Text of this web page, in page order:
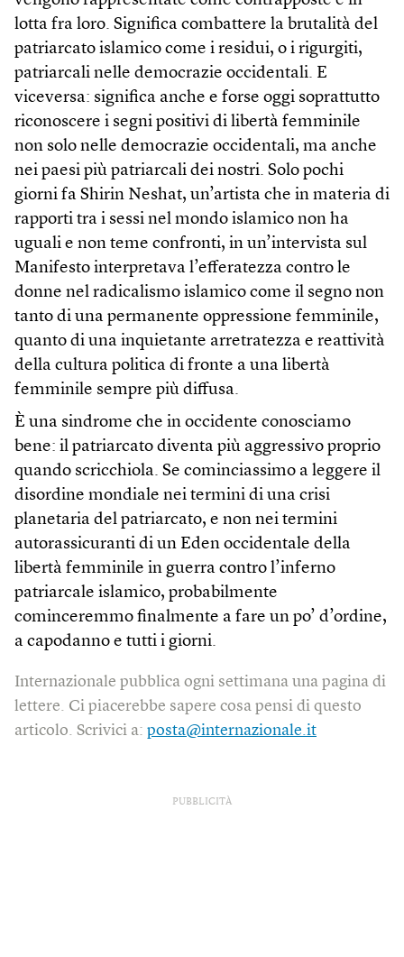
lotta fra loro. Significa combattere la brutalità del
patriarcato islamico come i residui, o i rigurgiti,
patriarcali nelle democrazie occidentali. E
viceversa: significa anche e forse oggi soprattutto
riconoscere i segni positivi di libertà femminile
non solo nelle democrazie occidentali, ma anche
nei paesi più patriarcali dei nostri. Solo pochi
giorni fa Shirin Neshat, un’artista che in materia di
rapporti tra i sessi nel mondo islamico non ha
uguali e non teme confronti, in un’intervista sul
Manifesto interpretava l’efferatezza contro le
donne nel radicalismo islamico come il segno non
tanto di una permanente oppressione femminile,
quanto di una inquietante arretratezza e reattività
della cultura politica di fronte a una libertà
femminile sempre più diffusa.
È una sindrome che in occidente conosciamo
bene: il patriarcato diventa più aggressivo proprio
quando scricchiola. Se cominciassimo a leggere il
disordine mondiale nei termini di una crisi
planetaria del patriarcato, e non nei termini
autorassicuranti di un Eden occidentale della
libertà femminile in guerra contro l’inferno
patriarcale islamico, probabilmente
cominceremmo finalmente a fare un po’ d’ordine,
a capodanno e tutti i giorni.
Internazionale pubblica ogni settimana una pagina di
lettere. Ci piacerebbe sapere cosa pensi di questo
articolo. Scrivici a: posta@internazionale.it
PUBBLICITÀ